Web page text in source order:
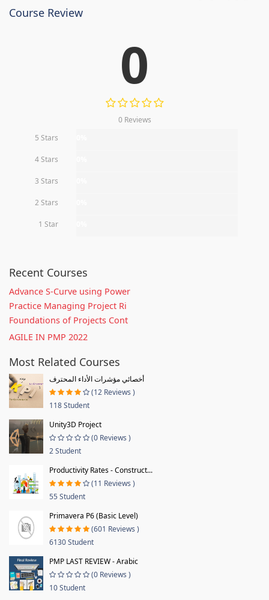
Course Review
0
0 Reviews
5 Stars
4 Stars
3 Stars
2 Stars
1 Star
Recent Courses
Advance S-Curve using Power
Practice Managing Project Ri
Foundations of Projects Cont
AGILE IN PMP 2022
Most Related Courses
أخصائي مؤشرات الأداء المحترف
(12 Reviews )
118 Student
Unity3D Project
(0 Reviews )
2 Student
Productivity Rates - Construct...
(11 Reviews )
55 Student
Primavera P6 (Basic Level)
(601 Reviews )
6130 Student
PMP LAST REVIEW - Arabic
(0 Reviews )
10 Student